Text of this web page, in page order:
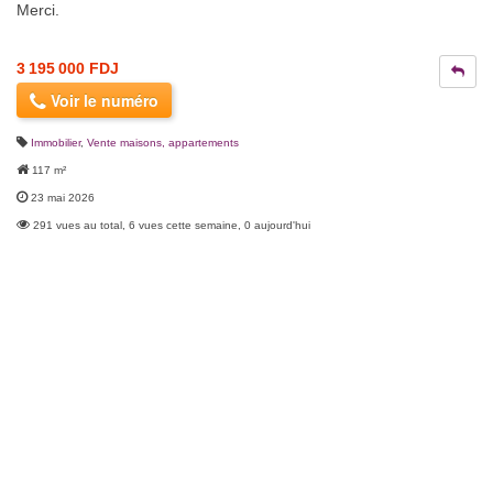
Merci.
3 195 000 FDJ
Voir le numéro
Immobilier, Vente maisons, appartements
117 m²
23 mai 2026
291 vues au total, 6 vues cette semaine, 0 aujourd'hui